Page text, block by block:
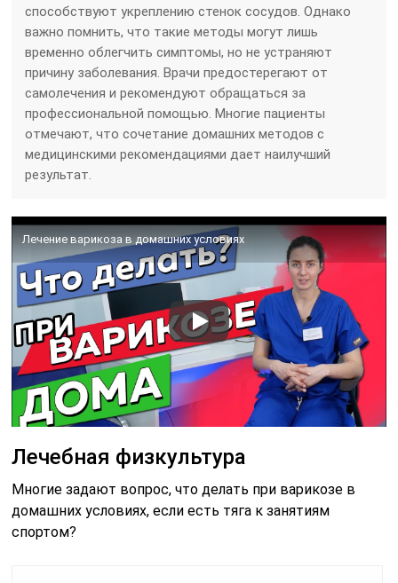
способствуют укреплению стенок сосудов. Однако
важно помнить, что такие методы могут лишь
временно облегчить симптомы, но не устраняют
причину заболевания. Врачи предостерегают от
самолечения и рекомендуют обращаться за
профессиональной помощью. Многие пациенты
отмечают, что сочетание домашних методов с
медицинскими рекомендациями дает наилучший
результат.
Лечение варикоза в домашних условиях
Лечебная физкультура
Многие задают вопрос, что делать при варикозе в
домашних условиях, если есть тяга к занятиям
спортом?